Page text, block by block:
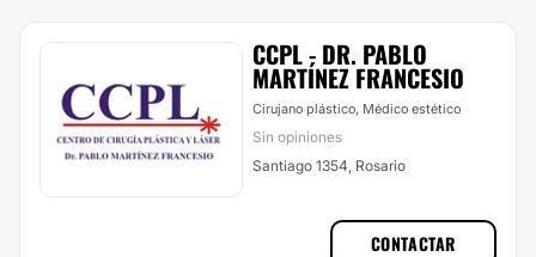
CCPL - DR. PABLO
MARTÍNEZ FRANCESIO
Cirujano plástico, Médico estético
Sin opiniones
Santiago 1354, Rosario
CONTACTAR